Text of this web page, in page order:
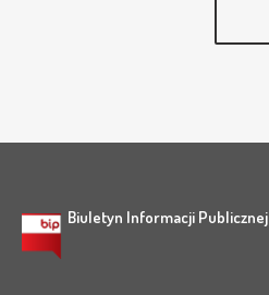
Biuletyn Informacji Publicznej